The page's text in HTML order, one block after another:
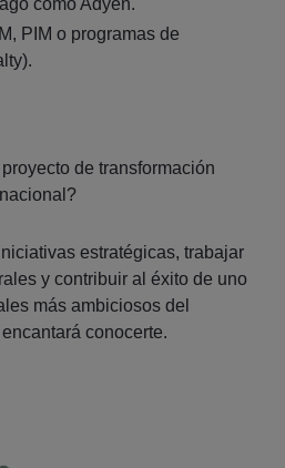
PIM o programas de
de transformación
estratégicas, trabajar
y contribuir al éxito de uno
más ambiciosos del
conocerte.